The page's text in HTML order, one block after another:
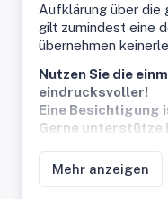
Aufklärung über die
gilt zumindest eine
übernehmen
Nutzen Sie die
eindrucksvoller!
Eine Besichtigung
Gerne unterstütze
Mehr anzeigen